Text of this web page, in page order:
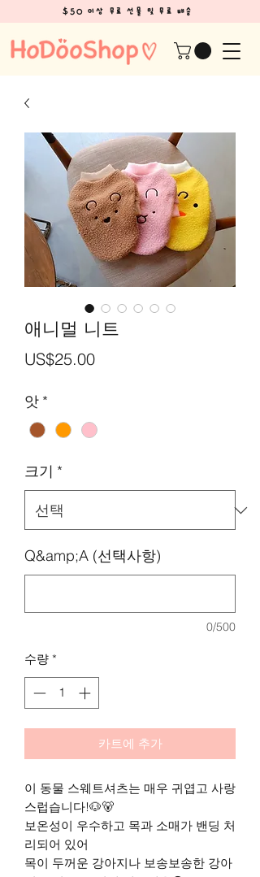
$50 이상 무료 선물 및 무료 배송
애니멀 니트
US$25.00가
앗 *
크기 *
Q&amp;A (선택사항)
0/500
수량 *
카트에 추가
이 동물 스웨트셔츠는 매우 귀엽고 사랑
스럽습니다!🐶🐻
보온성이 우수하고 목과 소매가 밴딩 처
리되어 있어
목이 두꺼운 강아지나 보송보송한 강아